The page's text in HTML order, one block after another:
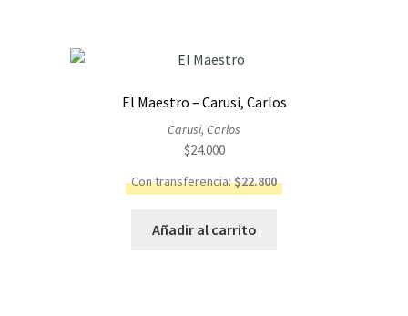
El Maestro – Carusi, Carlos
Carusi, Carlos
$24.000
Con transferencia:$22.800
Añadir al carrito